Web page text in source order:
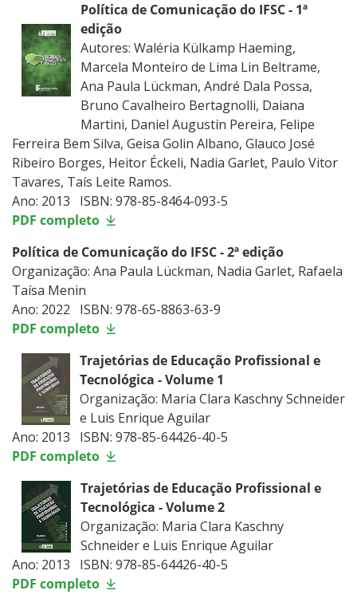
Política de Comunicação do IFSC - 1ª
edição
Autores: Waléria Külkamp Haeming,
Marcela Monteiro de Lima Lin Beltrame,
Ana Paula Lückman, André Dala Possa,
Bruno Cavalheiro Bertagnolli, Daiana
Martini, Daniel Augustin Pereira, Felipe
Ferreira Bem Silva, Geisa Golin Albano, Glauco José
Ribeiro Borges, Heitor Éckeli, Nadia Garlet, Paulo Vitor
Tavares, Taís Leite Ramos.
Ano: 2013 ISBN: 978-85-8464-093-5
PDF completo
Política de Comunicação do IFSC - 2ª edição
Organização: Ana Paula Lückman, Nadia Garlet, Rafaela
Taísa Menin
Ano: 2022 ISBN: 978-65-8863-63-9
PDF completo
Trajetórias de Educação Profissional e
Tecnológica - Volume 1
Organização: Maria Clara Kaschny Schneider
e Luis Enrique Aguilar
Ano: 2013 ISBN: 978-85-64426-40-5
PDF completo
Trajetórias de Educação Profissional e
Tecnológica - Volume 2
Organização: Maria Clara Kaschny
Schneider e Luis Enrique Aguilar
Ano: 2013 ISBN: 978-85-64426-40-5
PDF completo